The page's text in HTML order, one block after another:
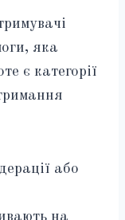
яка
є категорії
або